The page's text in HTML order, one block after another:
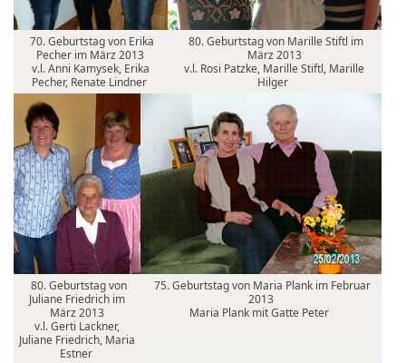
70. Geburtstag von Erika
Pecher im März 2013
v.l. Anni Kamysek, Erika
Pecher, Renate Lindner
80. Geburtstag von Marille Stiftl im
März 2013
v.l. Rosi Patzke, Marille Stiftl, Marille
Hilger
80. Geburtstag von
Juliane Friedrich im
März 2013
v.l. Gerti Lackner,
Juliane Friedrich, Maria
Estner
75. Geburtstag von Maria Plank im Februar
2013
Maria Plank mit Gatte Peter